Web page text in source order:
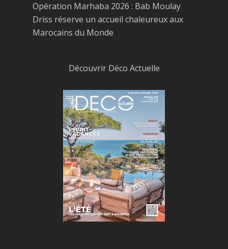
Opération Marhaba 2026 : Bab Moulay
Driss réserve un accueil chaleureux aux
Marocains du Monde
Découvrir Déco Actuelle